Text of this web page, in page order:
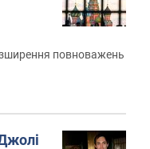
повноважень